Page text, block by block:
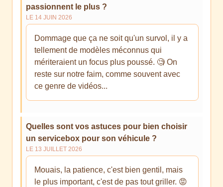
passionnent le plus ?
LE 14 JUIN 2026
Dommage que ça ne soit qu'un survol, il y a
tellement de modèles méconnus qui
mériteraient un focus plus poussé. 🧐 On
reste sur notre faim, comme souvent avec
ce genre de vidéos...
Quelles sont vos astuces pour bien choisir
un servicebox pour son véhicule ?
LE 13 JUILLET 2026
Mouais, la patience, c'est bien gentil, mais
le plus important, c'est de pas tout griller. 😡